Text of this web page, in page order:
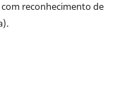
reconhecimento de